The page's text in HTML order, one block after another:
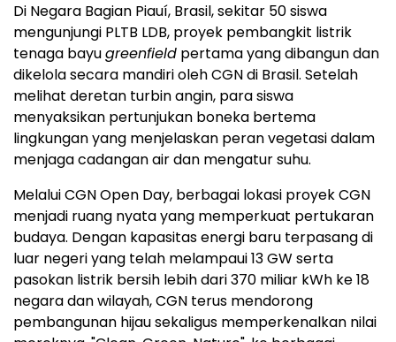
Di Negara Bagian Piauí, Brasil, sekitar 50 siswa
mengunjungi PLTB LDB, proyek pembangkit listrik
tenaga bayugreenfield pertama yang dibangun dan
dikelola secara mandiri oleh CGN di Brasil. Setelah
melihat deretan turbin angin, para siswa
menyaksikan pertunjukan boneka bertema
lingkungan yang menjelaskan peran vegetasi dalam
menjaga cadangan air dan mengatur suhu.
Melalui CGN Open Day, berbagai lokasi proyek CGN
menjadi ruang nyata yang memperkuat pertukaran
budaya. Dengan kapasitas energi baru terpasang di
luar negeri yang telah melampaui 13 GW serta
pasokan listrik bersih lebih dari 370 miliar kWh ke 18
negara dan wilayah, CGN terus mendorong
pembangunan hijau sekaligus memperkenalkan nilai